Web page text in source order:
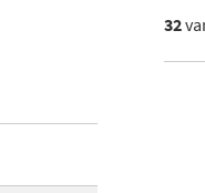
32